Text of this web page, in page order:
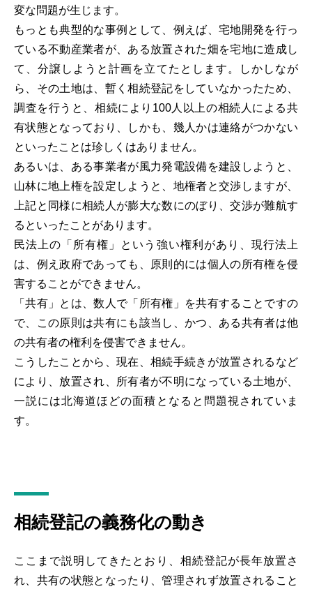
変な問題が生じます。
もっとも典型的な事例として、例えば、宅地開発を行っ
ている不動産業者が、ある放置された畑を宅地に造成し
て、分譲しようと計画を立てたとします。しかしなが
ら、その土地は、暫く相続登記をしていなかったため、
調査を行うと、相続により100人以上の相続人による共
有状態となっており、しかも、幾人かは連絡がつかない
といったことは珍しくはありません。
あるいは、ある事業者が風力発電設備を建設しようと、
山林に地上権を設定しようと、地権者と交渉しますが、
上記と同様に相続人が膨大な数にのぼり、交渉が難航す
るといったことがあります。
民法上の「所有権」という強い権利があり、現行法上
は、例え政府であっても、原則的には個人の所有権を侵
害することができません。
「共有」とは、数人で「所有権」を共有することですの
で、この原則は共有にも該当し、かつ、ある共有者は他
の共有者の権利を侵害できません。
こうしたことから、現在、相続手続きが放置されるなど
により、放置され、所有者が不明になっている土地が、
一説には北海道ほどの面積となると問題視されていま
す。
相続登記の義務化の動き
ここまで説明してきたとおり、相続登記が長年放置さ
れ、共有の状態となったり、管理されず放置されること